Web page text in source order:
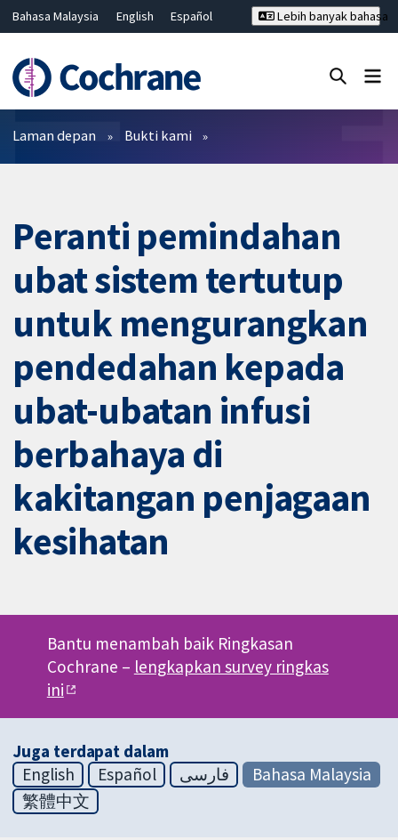
Bahasa Malaysia English
Español
Hrvatski
Deutsch ไทย
繁體中文
简体中文
Lebih banyak bahasa
Penapis
Laman depan Bukti kami
Peranti pemindahan
ubat sistem tertutup
untuk mengurangkan
pendedahan kepada
ubat-ubatan infusi
berbahaya di
kakitangan penjagaan
kesihatan
Bantu menambah baik Ringkasan
Cochrane – lengkapkan survey ringkas
ini
Juga terdapat dalam
English
Español فارسی
Bahasa Malaysia
繁體中文